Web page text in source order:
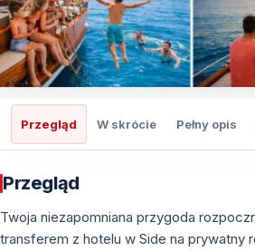
Przegląd W skrócie Pełny opis
Przegląd
Twoja niezapomniana przygoda
transferem z hotelu w Side na prywatny